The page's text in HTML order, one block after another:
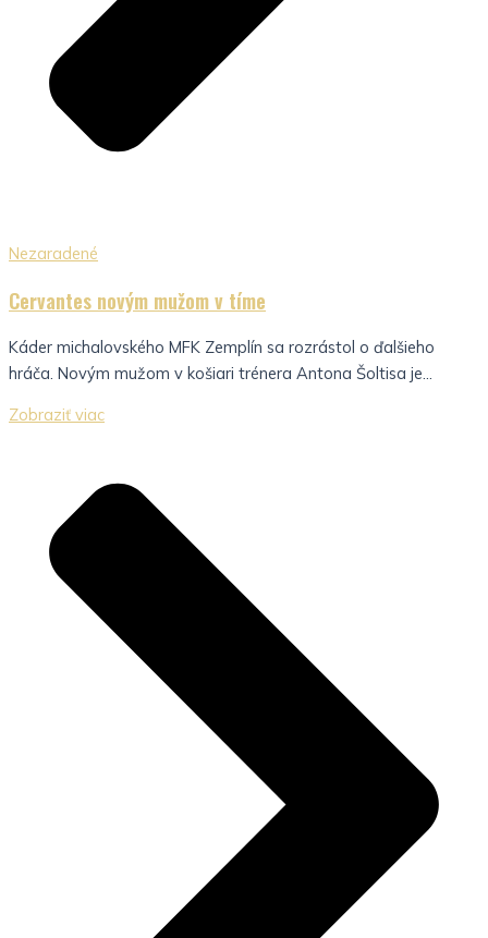
Nezaradené
Cervantes novým mužom v tíme
Káder michalovského MFK Zemplín sa rozrástol o ďalšieho
hráča. Novým mužom v košiari trénera Antona Šoltisa je...
Zobraziť viac